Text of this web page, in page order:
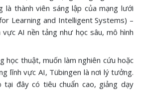
là thành viên sáng lập của mạng lưới
Learning and Intelligent Systems) –
AI nền tảng như học sâu, mô hình
học thuật, muốn làm nghiên cứu hoặc
lĩnh vực AI, Tübingen là nơi lý tưởng.
tại đây có tiêu chuẩn cao, giảng dạy